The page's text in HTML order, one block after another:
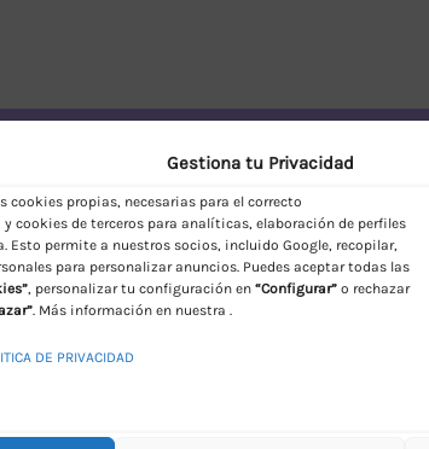
Gestiona tu Privacidad
cookies propias, necesarias para el correcto
cookies de terceros para analíticas, elaboración de perfiles
Esto permite a nuestros socios, incluido Google, recopilar,
para personalizar anuncios. Puedes aceptar todas las
, personalizar tu configuración en “Configurar” o rechazar
. Más información en nuestra .
DE PRIVACIDAD
Discreto en España